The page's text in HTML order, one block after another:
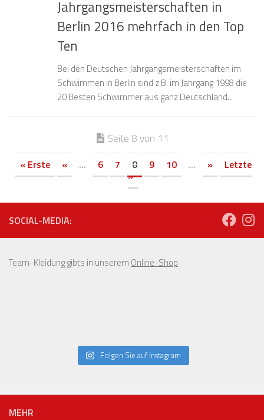
Jahrgangsmeisterschaften in
Berlin 2016 mehrfach in den Top
Ten
Bei den Deutschen Jahrgangsmeisterschaften im
Schwimmen in Berlin sind z.B. im Jahrgang 1998 die
20 Besten Schwimmer aus ganz Deutschland...
Seite 8 von 11
« Erste « ... 6 7 8 9 10 ... »
Letzte
»
SOCIAL-MEDIA:
Team-Kleidung gibts in unserem Online-Shop
Folgen Sie auf Instagram
MEHR